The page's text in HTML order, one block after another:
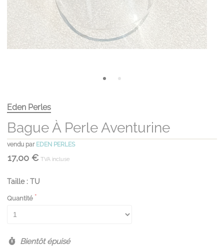
Eden Perles
Bague À Perle Aventurine
vendu par EDEN PERLES
17,00 € TVA incluse
Taille : TU
Quantité
Bientôt épuisé